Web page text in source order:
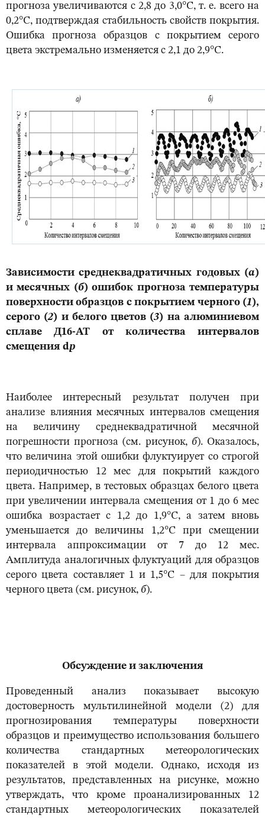
прогноза увеличиваются с 2,8 до 3,0°С, т. е. всего на
0,2°С, подтверждая стабильность свойств покрытия.
Ошибка прогноза образцов с покрытием серого
цвета экстремально изменяется с 2,1 до 2,9°С.
Зависимости среднеквадратичных годовых (а)
и месячных (б) ошибок прогноза температуры
поверхности образцов с покрытием черного (1),
серого (2) и белого цветов (3) на алюминиевом
сплаве Д16-АТ от количества интервалов
смещения dp
Наиболее интересный результат получен при
анализе влияния месячных интервалов смещения
на величину среднеквадратичной месячной
погрешности прогноза (см. рисунок, б). Оказалось,
что величина этой ошибки флуктуирует со строгой
периодичностью 12 мес для покрытий каждого
цвета. Например, в тестовых образцах белого цвета
при увеличении интервала смещения от 1 до 6 мес
ошибка возрастает с 1,2 до 1,9°С, а затем вновь
уменьшается до величины 1,2°С при смещении
интервала аппроксимации от 7 до 12 мес.
Амплитуда аналогичных флуктуаций для образцов
серого цвета составляет 1 и 1,5°С – для покрытия
черного цвета (см. рисунок, б).
Обсуждение и заключения
Проведенный анализ показывает высокую
достоверность мультилинейной модели (2) для
прогнозирования температуры поверхности
образцов и преимущество использования большего
количества стандартных метеорологических
показателей в этой модели. Однако, исходя из
результатов, представленных на рисунке, можно
утверждать, что кроме проанализированных 12
стандартных метеорологических показателей